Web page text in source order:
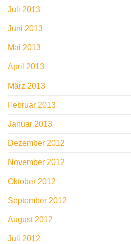
Juli 2013
Juni 2013
Mai 2013
April 2013
März 2013
Februar 2013
Januar 2013
Dezember 2012
November 2012
Oktober 2012
September 2012
August 2012
Juli 2012